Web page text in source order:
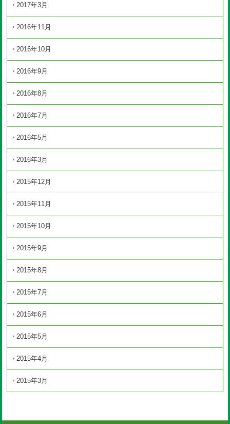
2017年3月
2016年11月
2016年10月
2016年9月
2016年8月
2016年7月
2016年5月
2016年3月
2015年12月
2015年11月
2015年10月
2015年9月
2015年8月
2015年7月
2015年6月
2015年5月
2015年4月
2015年3月